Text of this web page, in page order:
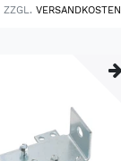
ZZGL.VERSANDKOSTEN